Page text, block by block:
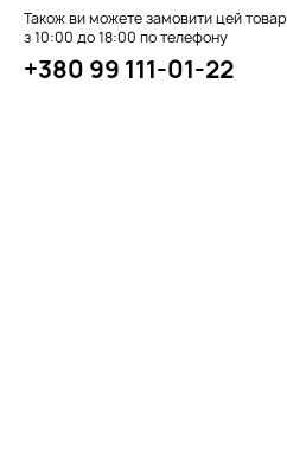
Також ви можете замовити цей товар
з 10:00 до 18:00 по телефону
+380 99 111-01-22